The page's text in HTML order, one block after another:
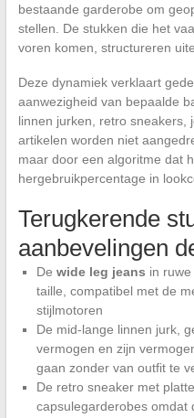
bestaande garderobe om
stellen. De stukken die het
voren komen, structureren
Deze dynamiek verklaart
aanwezigheid van bepaalde
linnen jurken, retro sneakers,
artikelen worden niet
maar door een algoritme dat
hergebruikpercentage in
Terugkerende
aanbevelingen
De wide leg jeans in
taille, compatibel met de
stijlmotoren
De mid-lange linnen jurk,
vermogen en zijn
gaan zonder van outfit te
De retro sneaker met
capsulegarderobes omdat